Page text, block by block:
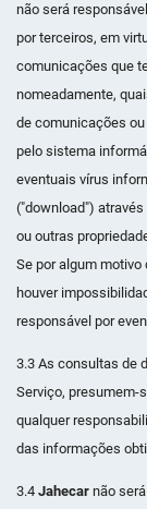
não será
por terceiros, em
comunicações que
nomeadamente,
de comunicações
pelo sistema
eventuais vírus
("download")
ou outras
Se por algum
houver
responsável por
3.3 As consultas de
Serviço, presumem-
qualquer
das informações
3.4 Jahecarnão será